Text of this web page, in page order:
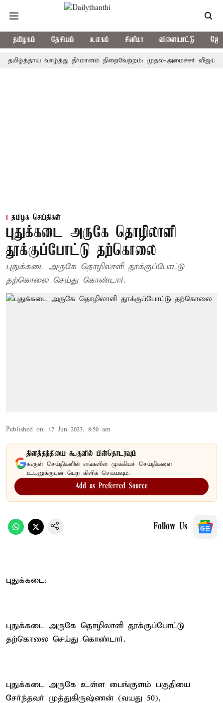
தமிழகம் தேசியம் உலகம் சினிமா விளையாட்டு
வாழ்த்து தீர்மானம் நிறைவேற்றம்: முதல்-அமைச்சர் விஜய் நன்றி
தமிழக செய்திகள்
புதுக்கடை அருகே தொழிலாளி
தூக்குப்போட்டு தற்கொலை
புதுக்கடை அருகே தொழிலாளி தூக்குப்போட்டு
தற்கொலை செய்து கொண்டார்.
Published on: 17 Jun 2023, 8:50 am
தினத்தந்தியை கூகுளில் பின்தொடரவும்
கூகுள் செய்திகளில் எங்களின் முக்கியச் செய்திகளை
உடனுக்குடன் பெற கிளிக் செய்யவும்.
Add as Preferred Source
Follow Us
புதுக்கடை:
புதுக்கடை அருகே தொழிலாளி தூக்குப்போட்டு
தற்கொலை செய்து கொண்டார்.
புதுக்கடை அருகே உள்ள பைங்குளம் பகுதியை
சேர்ந்தவர் முத்துகிருஷ்ணன் (வயது 50),